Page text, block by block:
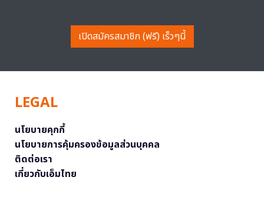
เปิดสมัครสมาชิก (ฟรี) เร็วๆนี้
LEGAL
นโยบายคุกกี้
นโยบายการคุ้มครองข้อมูลส่วนบุคคล
ติดต่อเรา
เกี่ยวกับเอ็มไทย